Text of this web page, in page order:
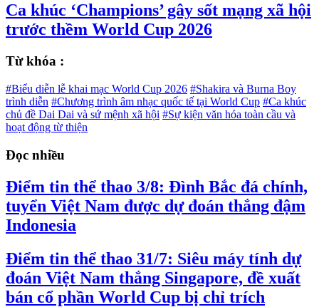
Ca khúc ‘Champions’ gây sốt mạng xã hội
trước thềm World Cup 2026
Từ khóa :
#Biểu diễn lễ khai mạc World Cup 2026 #Shakira và Burna Boy
trình diễn #Chương trình âm nhạc quốc tế tại World Cup #Ca khúc
chủ đề Dai Dai và sứ mệnh xã hội #Sự kiện văn hóa toàn cầu và
hoạt động từ thiện
Đọc nhiều
Điểm tin thể thao 3/8: Đình Bắc đá chính,
tuyển Việt Nam được dự đoán thắng đậm
Indonesia
Điểm tin thể thao 31/7: Siêu máy tính dự
đoán Việt Nam thắng Singapore, đề xuất
bán cổ phần World Cup bị chỉ trích